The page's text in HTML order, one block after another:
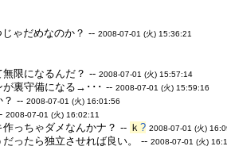
じゃだめなのか？ --2008-07-01 (火) 15:36:21
無限になるんだ？ --2008-07-01 (火) 15:57:14
が裏守備になる→･･･ --2008-07-01 (火) 15:59:16
？ --2008-07-01 (火) 16:01:56
2008-07-01 (火) 16:02:11
っちゃダメなんかナ？ -- ｋ? 2008-07-01 (火)
だったら独立させれば良い。 --2008-07-01 (火)